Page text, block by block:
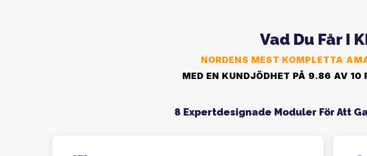
Vad Du Får I
NORDENS MEST KOMPLETTA
MED EN KUNDJÖDHET PÅ 9.86 AV 10
8 Expertdesignade Moduler För Att